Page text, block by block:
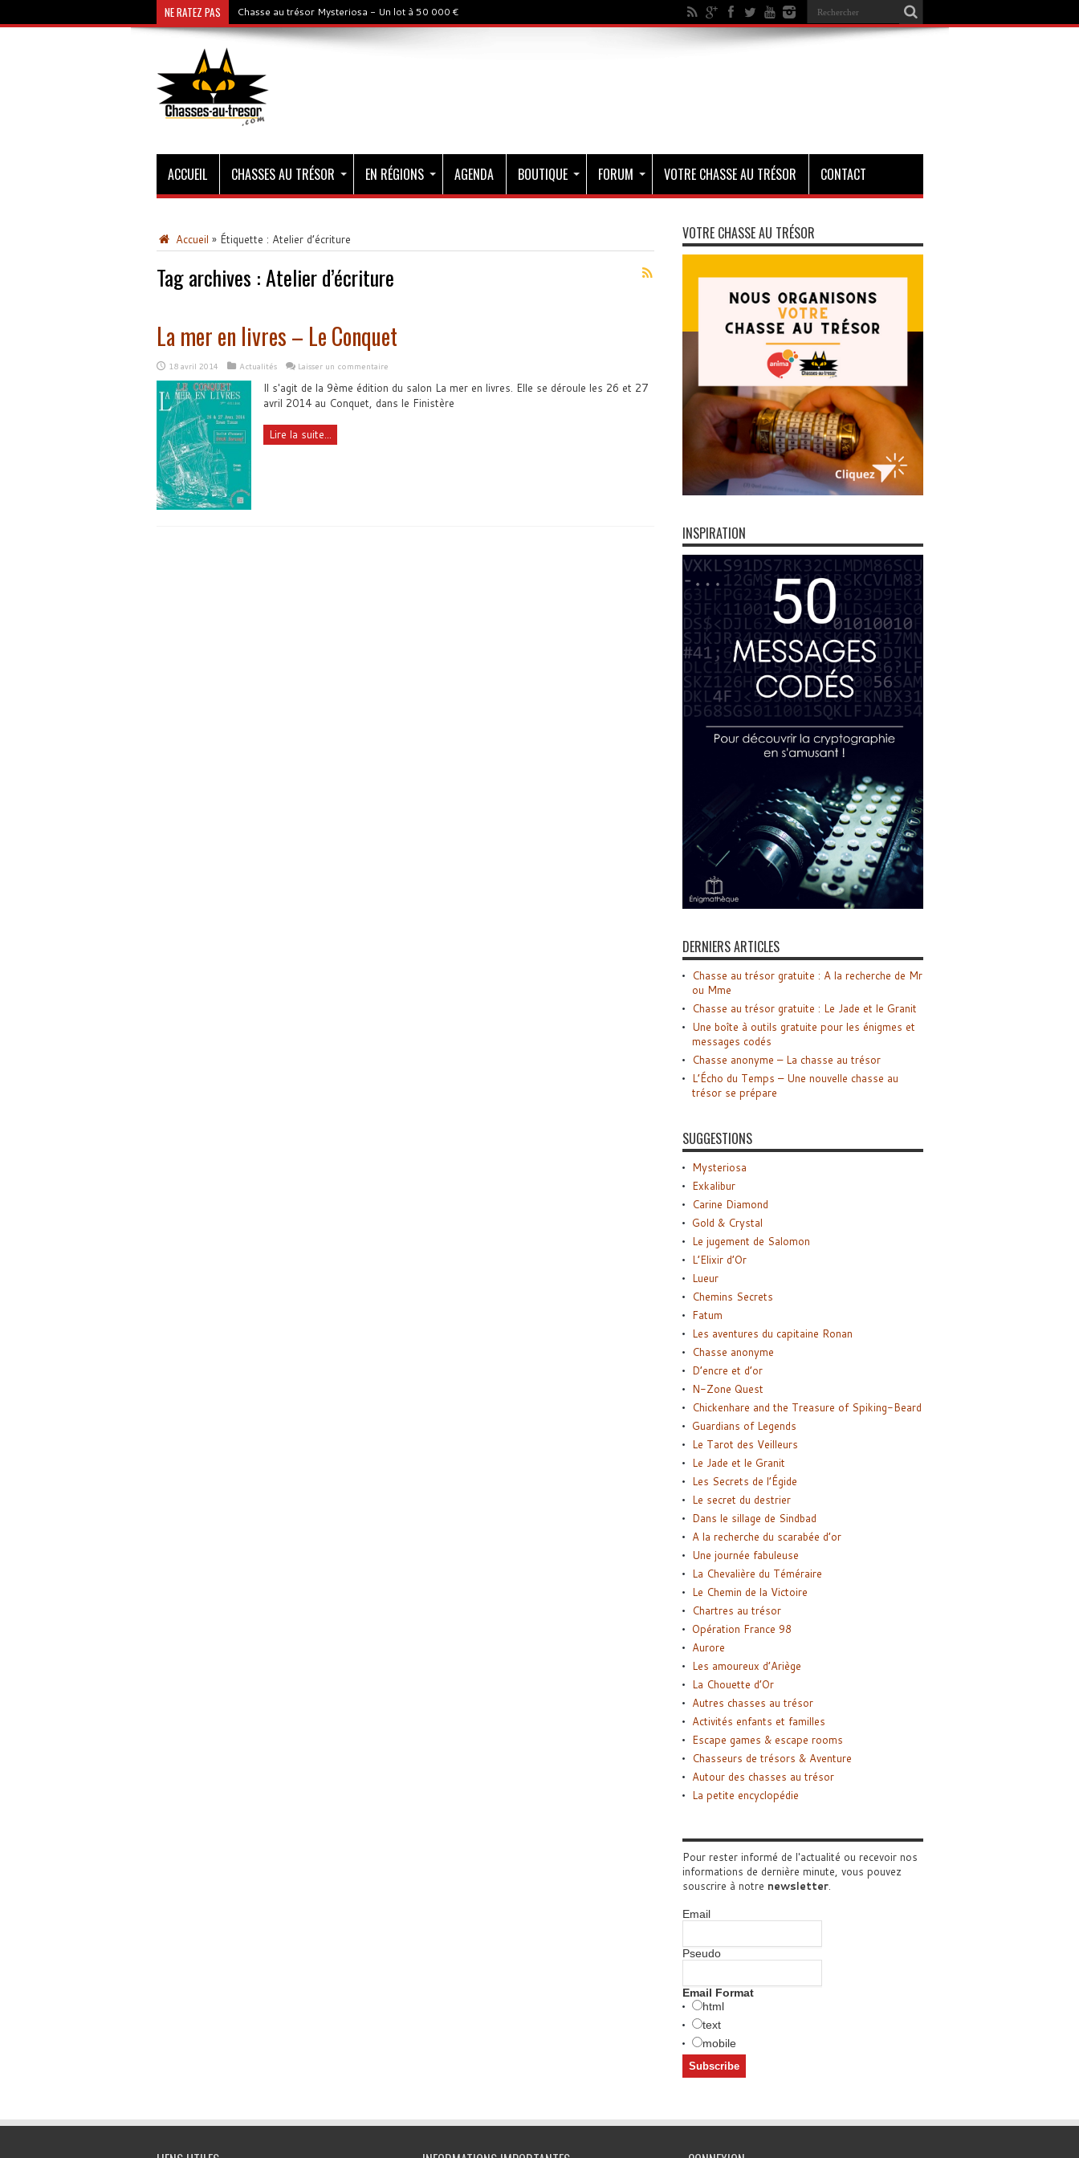
NE RATEZ PAS Chasse au trésor Mysteriosa - Un lot à 50 000 €
ACCUEIL CHASSES AU TRÉSOR EN RÉGIONS AGENDA BOUTIQUE FORUM VOTRE CHASSE AU TRÉSOR CONTACT
Accueil » Étiquette : Atelier d’écriture
Tag archives :Atelier d’écriture
La mer en livres – Le Conquet
18 avril 2014 Actualités Laisser un commentaire
Il s'agit de la 9ème édition du salon La mer en livres. Elle se déroule les 26 et 27
avril 2014 au Conquet, dans le Finistère
Lire la suite...
VOTRE CHASSE AU TRÉSOR
INSPIRATION
DERNIERS ARTICLES
Chasse au trésor gratuite : A la recherche de Mr
ou Mme
Chasse au trésor gratuite : Le Jade et le Granit
Une boîte à outils gratuite pour les énigmes et
messages codés
Chasse anonyme – La chasse au trésor
L’Écho du Temps – Une nouvelle chasse au
trésor se prépare
SUGGESTIONS
Mysteriosa
Exkalibur
Carine Diamond
Gold & Crystal
Le jugement de Salomon
L’Elixir d’Or
Lueur
Chemins Secrets
Fatum
Les aventures du capitaine Ronan
Chasse anonyme
D’encre et d’or
N-Zone Quest
Chickenhare and the Treasure of Spiking-Beard
Guardians of Legends
Le Tarot des Veilleurs
Le Jade et le Granit
Les Secrets de l’Égide
Le secret du destrier
Dans le sillage de Sindbad
A la recherche du scarabée d’or
Une journée fabuleuse
La Chevalière du Téméraire
Le Chemin de la Victoire
Chartres au trésor
Opération France 98
Aurore
Les amoureux d’Ariège
La Chouette d’Or
Autres chasses au trésor
Activités enfants et familles
Escape games & escape rooms
Chasseurs de trésors & Aventure
Autour des chasses au trésor
La petite encyclopédie
Pour rester informé de l'actualité ou recevoir nos
informations de dernière minute, vous pouvez
souscrire à notre newsletter.
Email
Pseudo
Email Format
html
text
mobile